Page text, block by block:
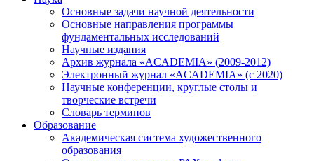
Основные задачи научной деятельности
Основные направления программы
фундаментальных исследований
Научные издания
Архив журнала «ACADEMIA» (2009-2012)
Электронный журнал «ACADEMIA» (с 2020)
Научные конференции, круглые столы и
творческие встречи
Словарь терминов
Образование
Академическая система художественного
образования